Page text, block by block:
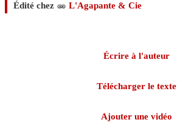
Édité chez
L'Agapante & Cie
Écrire à l'auteur
Télécharger le texte
Ajouter une vidéo